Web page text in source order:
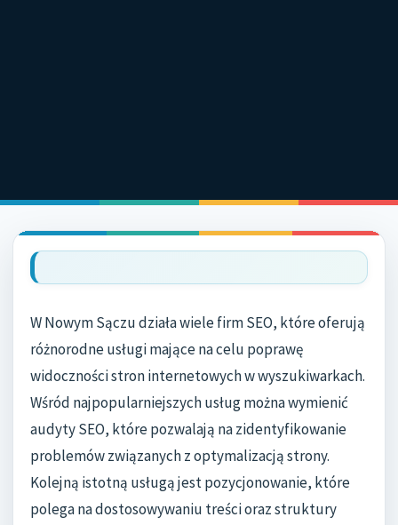
HOME/MARKETING I
NOWY SĄCZ
FIRMA SEO
W Nowym Sączu działa wiele firm SEO, które oferują
różnorodne usługi mające na celu poprawę
widoczności stron internetowych w wyszukiwarkach.
Wśród najpopularniejszych usług można wymienić
audyty SEO, które pozwalają na zidentyfikowanie
problemów związanych z optymalizacją strony.
Kolejną istotną usługą jest pozycjonowanie, które
polega na dostosowywaniu treści oraz struktury